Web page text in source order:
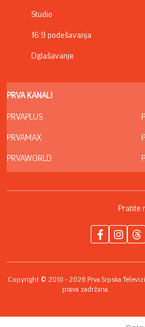
Studio
16:9 podešavanja
Oglašavanje
PRVA KANALI
PRVAPLUS
PRVAMAX
PRVAWORLD
Pratite
Copyright © 2010 - 2026 Prva Srpska
prava zadržana.